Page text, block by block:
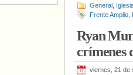
General
Frente Amplio
Ryan
crímenes
viernes, 21 de